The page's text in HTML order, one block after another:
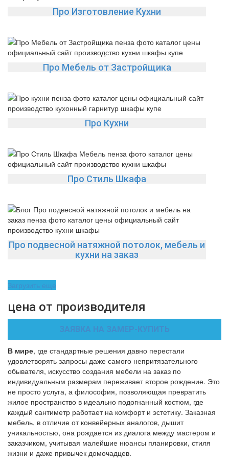
Про Изготовление Кухни
Про Мебель от Застройщика
Про Кухни
Про Стиль Шкафа
Про подвесной натяжной потолок, мебель и
кухни на заказ
Загрузить еще
цена от производителя
ЗАЯВКА НА ЗАМЕР-КУПИТЬ
В мире, где стандартные решения давно перестали
удовлетворять запросы даже самого непритязательного
обывателя, искусство создания мебели на заказ по
индивидуальным размерам переживает второе рождение. Это
не просто услуга, а философия, позволяющая превратить
жилое пространство в идеально подогнанный костюм, где
каждый сантиметр работает на комфорт и эстетику. Заказная
мебель, в отличие от конвейерных аналогов, дышит
уникальностью, она рождается из диалога между мастером и
заказчиком, учитывая малейшие нюансы планировки, стиля
жизни и даже привычек домочадцев.